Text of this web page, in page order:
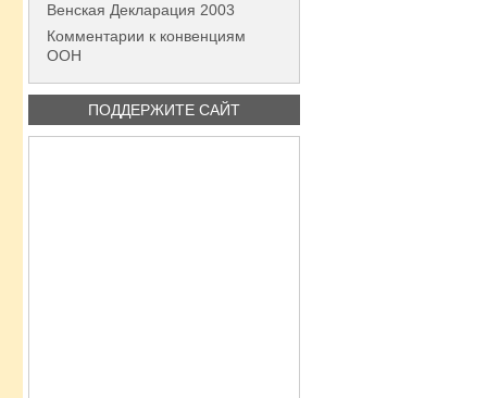
Венская Декларация 2003
Комментарии к конвенциям
ООН
ПОДДЕРЖИТЕ САЙТ